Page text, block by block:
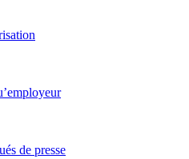
de presse